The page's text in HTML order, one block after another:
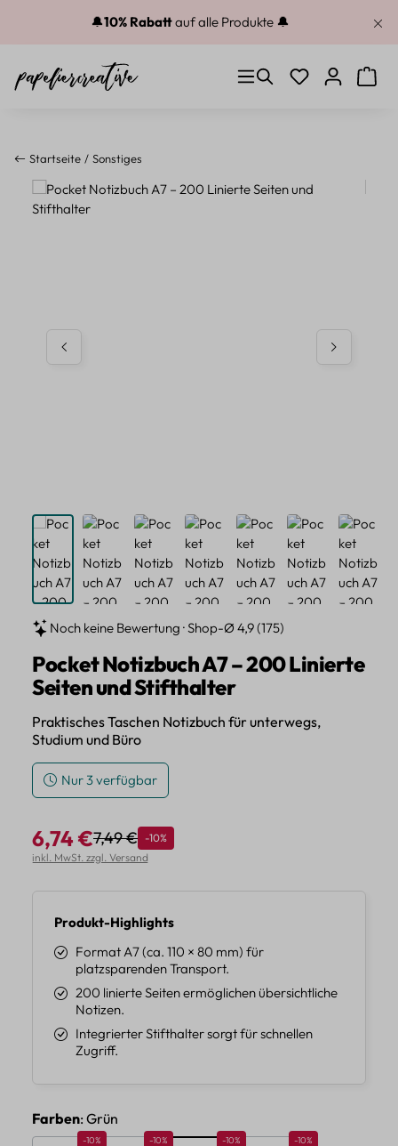
Zum Hauptinhalt springen
🔔10% Rabattauf alle Produkte 🔔
Du hast 0
Startseite Sonstiges
Bildergalerie überspringen
Noch keine Bewertung · Shop-Ø 4,9 (175)
Pocket Notizbuch A7 – 200 Linierte
Seiten und Stifthalter
Praktisches Taschen Notizbuch für unterwegs,
Studium und Büro
Nur 3 verfügbar
Verkaufspreis:
6,74 €Regulärer Preis:
7,49 € Rabatt
-10%
inkl. MwSt. zzgl. Versand
Produkt-Highlights
Format A7 (ca. 110 × 80 mm) für
platzsparenden Transport.
200 linierte Seiten ermöglichen übersichtliche
Notizen.
Integrierter Stifthalter sorgt für schnellen
Zugriff.
Farbenauswählen
: Grün
Rabatt 10%
-10% Rabatt 10%
-10% Rabatt 10%
-10% Rabatt 10%
-10%